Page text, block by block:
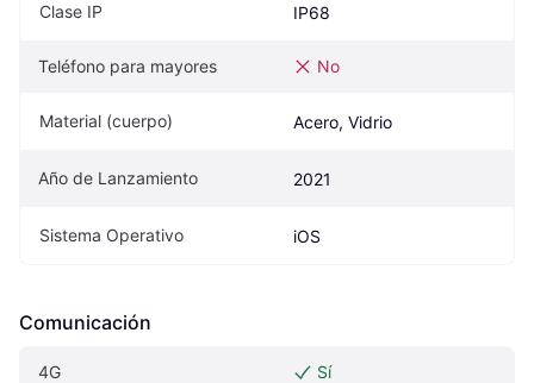
Clase IP IP68
Teléfono para mayores No
Material (cuerpo) Acero, Vidrio
Año de Lanzamiento 2021
Sistema Operativo iOS
Comunicación
4G Sí